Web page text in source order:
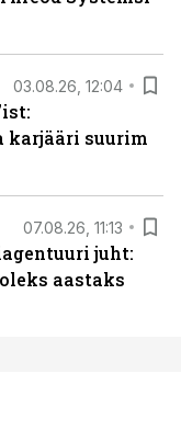
03.08.26, 12:04
karjääri suurim
07.08.26, 11:13
juht:
aastaks